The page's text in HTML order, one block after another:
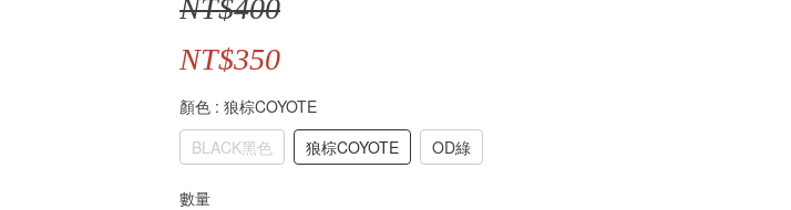
NT$400
NT$350
顏色 : 狼棕COYOTE
BLACK黑色
狼棕COYOTE OD綠
數量